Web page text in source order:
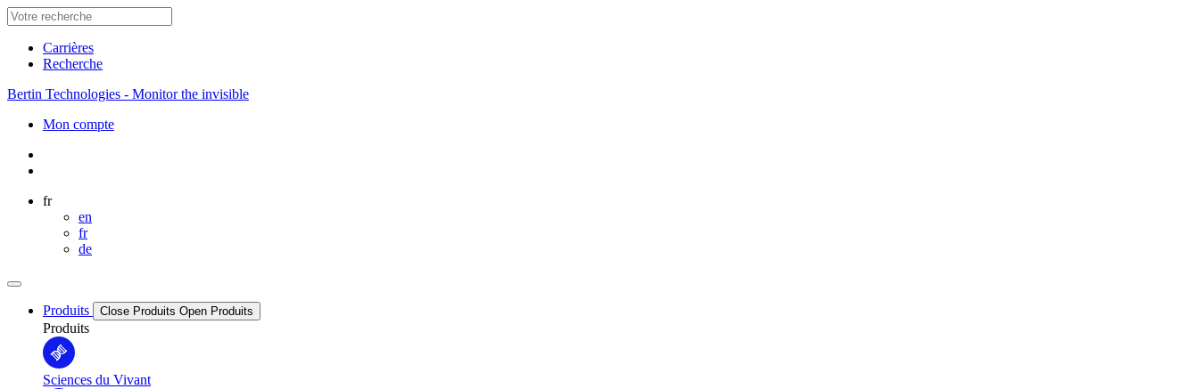
Carrières
Recherche
Bertin Technologies - Monitor the invisible
Mon compte
fr
en
fr
de
Produits Close Produits Open Produits
Produits
Sciences du Vivant